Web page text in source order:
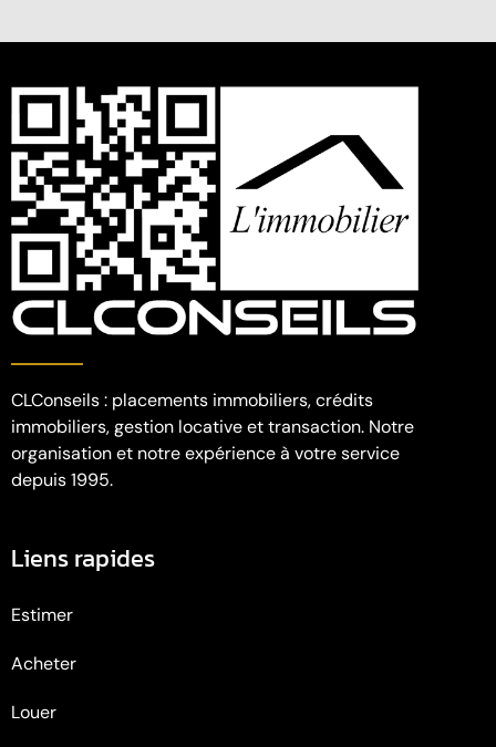
CLConseils : placements immobiliers, crédits
immobiliers, gestion locative et transaction. Notre
organisation et notre expérience à votre service
depuis 1995.
Liens rapides
Estimer
Acheter
Louer